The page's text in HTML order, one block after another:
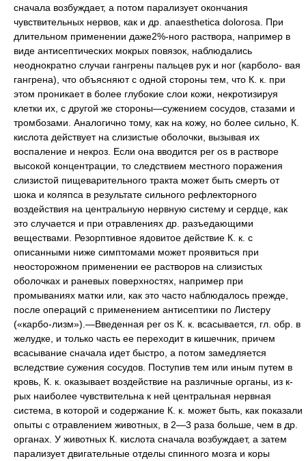
сначала возбуждает, а потом парализует окончания
чувствительных нервов, как и др. anaesthetica dolorosa. При
длительном применении даже2%-ного раствора, например в
виде антисептических мокрых повязок, наблюдались
неоднократно случаи гангрены пальцев рук и ног (карболо- вая
гангрена), что объясняют с одной стороны тем, что К. к. при
этом проникает в более глубокие слои кожи, некротизируя
клетки их, с другой же стороны—сужением сосудов, стазами и
тромбозами. Аналогично тому, как на кожу, но более сильно, К.
кислота действует на слизистые оболочки, вызывая их
воспаление и некроз. Если она вводится per os в растворе
высокой концентрации, то следствием местного поражения
слизистой пищеварительного тракта может быть смерть от
шока и коляпса в результате сильного рефлекторного
воздействия на центральную нервную систему и сердце, как
это случается и при отравлениях др. разъедающими
веществами. Резорптивное ядовитое действие К. к. с
описанными ниже симптомами может проявиться при
неосторожном применении ее растворов на слизистых
оболочках и раневых поверхностях, например при
промываниях матки или, как это часто наблюдалось прежде,
после операций с применением антисептики по Листеру
(«карбо-лизм»).—Введенная per os К. к. всасывается, гл. обр. в
желудке, и только часть ее переходит в кишечник, причем
всасывание сначала идет быстро, а потом замедляется
вследствие сужения сосудов. Поступив тем или иным путем в
кровь, К. к. оказывает воздействие на различные органы, из к-
рых наиболее чувствительна к ней центральная нервная
система, в которой и содержание К. к. может быть, как показали
опыты с отравлением животных, в 2—3 раза больше, чем в др.
органах. У животных К. кислота сначала возбуждает, а затем
парализует двигательные отделы спинного мозга и коры